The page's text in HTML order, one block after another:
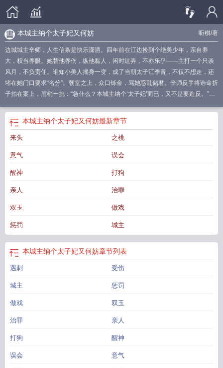
听棋/著
本城主纳个太子妃又何妨
边城城主辛师，人生信条是快乐潇洒。四年前在江边捡到个绝美少年，亲自养
大，权当养眼。她替他养伤，纵他黏人，闲时逗弄，不亦乐乎——主打一个只谈
风月，不负责任。谁知小美人摇身一变，成了当朝太子江季青，不仅不想走，还
堵在她门口要求“名分”。朝堂之上，众口铄金，骂她惑乱储君。辛师反手将诰命折
子拍在案上，眉梢一挑：“急什么？本城主纳个‘太子妃’而已，又不是要造反。”一
死守孤城，浴血奋战，在城墙将破、力竭倒下的前一瞬——她看见年轻的新帝御
驾亲征，踏破硝烟与天光，于万军之中，向她策马而来。
本城主纳个太子妃又何妨最新章节
来头 之桃
意气 误会
醒神 打狗
亲人 治罪
双玉 做戏
惩罚 城主
本城主纳个太子妃又何妨章节列表
遇刺 受伤
城主 惩罚
做戏 双玉
治罪 亲人
打狗 醒神
误会 意气